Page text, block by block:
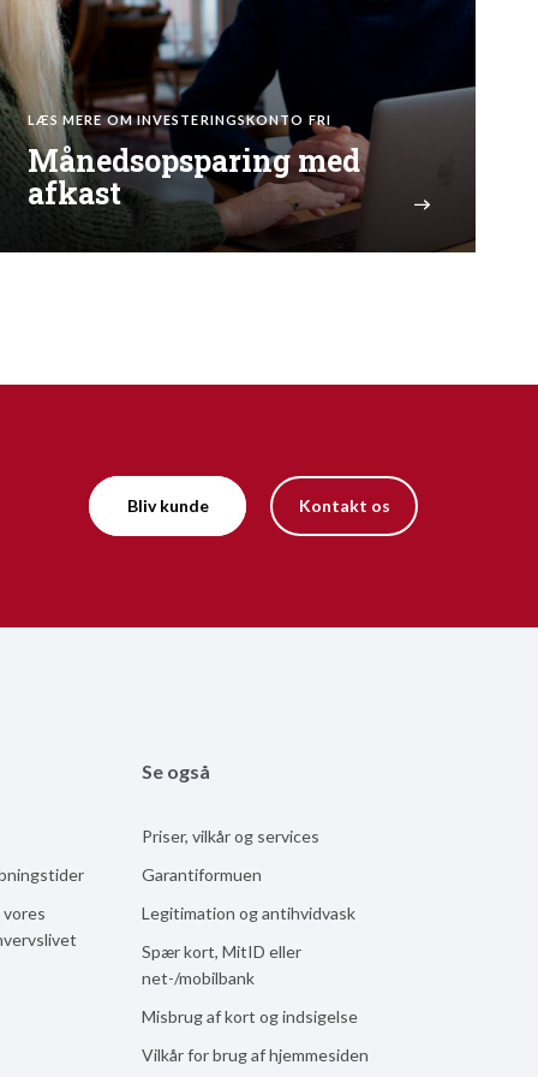
LÆS MERE OM INVESTERINGSKONTO FRI
Månedsopsparing med
afkast
Bliv kunde Kontakt os
Se også
Priser, vilkår og services
Garantiformuen
Legitimation og antihvidvask
Spær kort, MitID eller
net-/mobilbank
Misbrug af kort og indsigelse
Vilkår for brug af hjemmesiden